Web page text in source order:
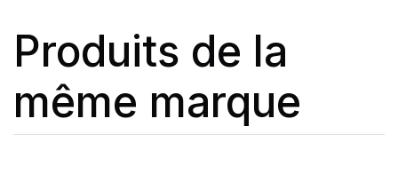
Produits de la
même marque